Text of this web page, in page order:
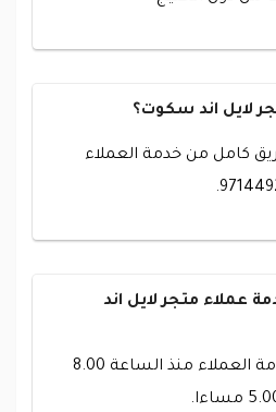
لايل اند سكوت؟
كامل من خدمة العملاء
عملاء متجر لايل اند
يعمل جميع فريق خدمة العملاء منذ الساعة 8.00